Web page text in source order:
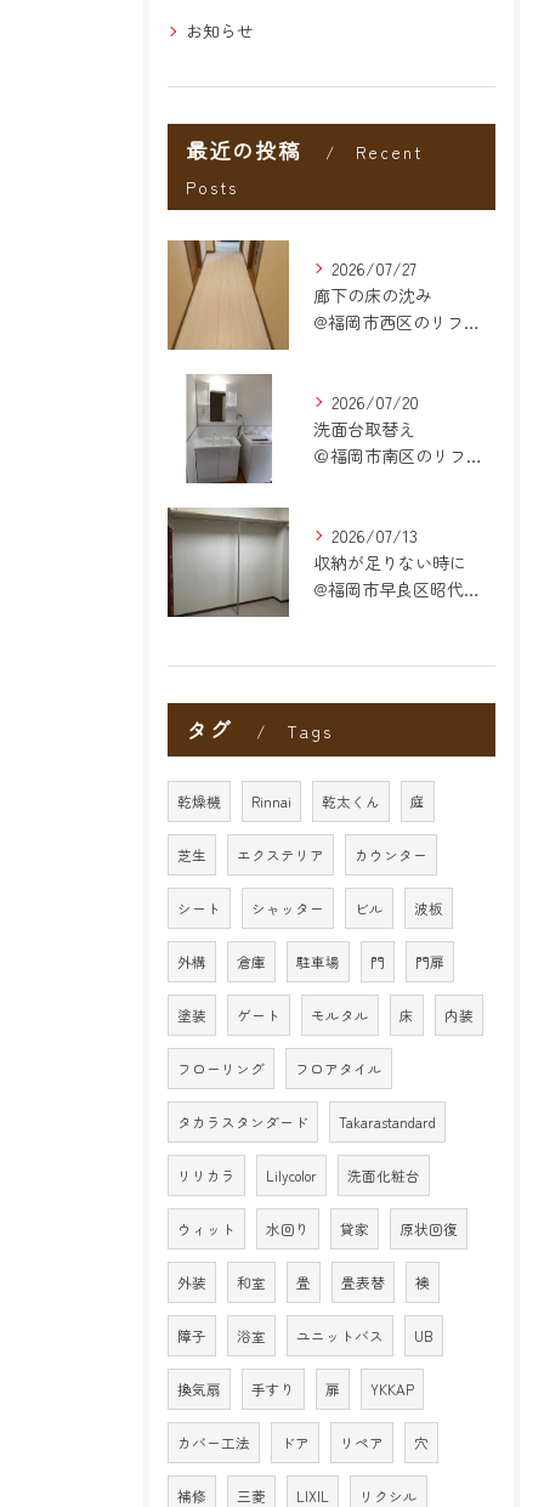
お知らせ
最近の投稿
Recent
Posts
2026/07/27
廊下の床の沈み
@福岡市西区のリフォーム
2026/07/20
洗面台取替え
＠福岡市南区のリフォーム
2026/07/13
収納が足りない時に
@福岡市早良区昭代のリフォーム
タグ Tags
乾燥機 Rinnai 乾太くん 庭
芝生 エクステリア カウンター
シート シャッター ビル 波板
外構 倉庫 駐車場 門 門扉
塗装 ゲート モルタル 床 内装
フローリング フロアタイル
タカラスタンダード Takarastandard
リリカラ Lilycolor 洗面化粧台
ウィット 水回り 貸家 原状回復
外装 和室 畳 畳表替 襖
障子 浴室 ユニットバス UB
換気扇 手すり 扉 YKKAP
カバー工法 ドア リペア 穴
補修 三菱 LIXIL リクシル